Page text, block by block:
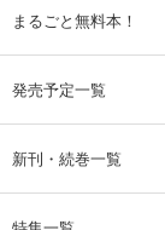
まるごと無料本！
発売予定一覧
新刊・続巻一覧